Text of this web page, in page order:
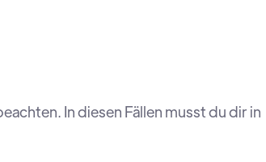
In diesen Fällen musst du dir in